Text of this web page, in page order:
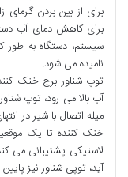
برای از بین بردن گرمای
برای کاهش دمای آب
سیستم، دستگاه به
نامیده می شود.
توپ شناور برج خنک
آب بالا می رود، توپ
میله اتصال با شیر در
خنک کننده تا یک
لاستیکی پشتیبانی می
آید، توپی شناور نیز